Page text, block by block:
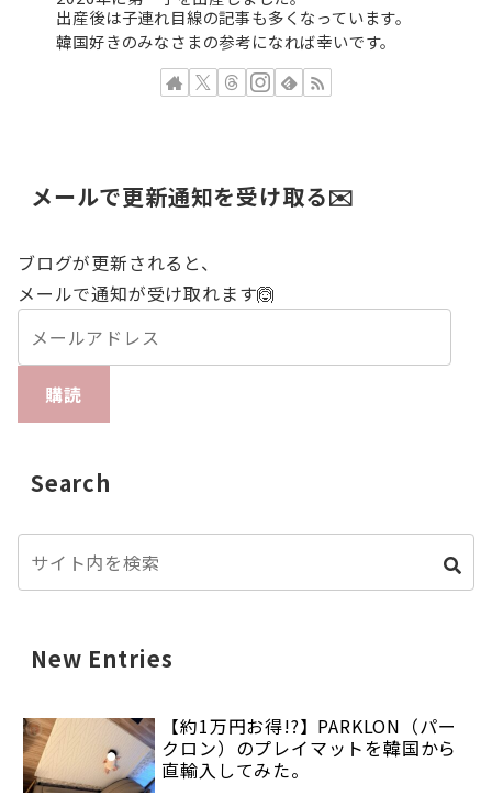
出産後は子連れ目線の記事も多くなっています。
韓国好きのみなさまの参考になれば幸いです。
メールで更新通知を受け取る✉️
ブログが更新されると、
メールで通知が受け取れます🙆
購読
Search
New Entries
【約1万円お得!?】PARKLON（パー
クロン）のプレイマットを韓国から
直輸入してみた。